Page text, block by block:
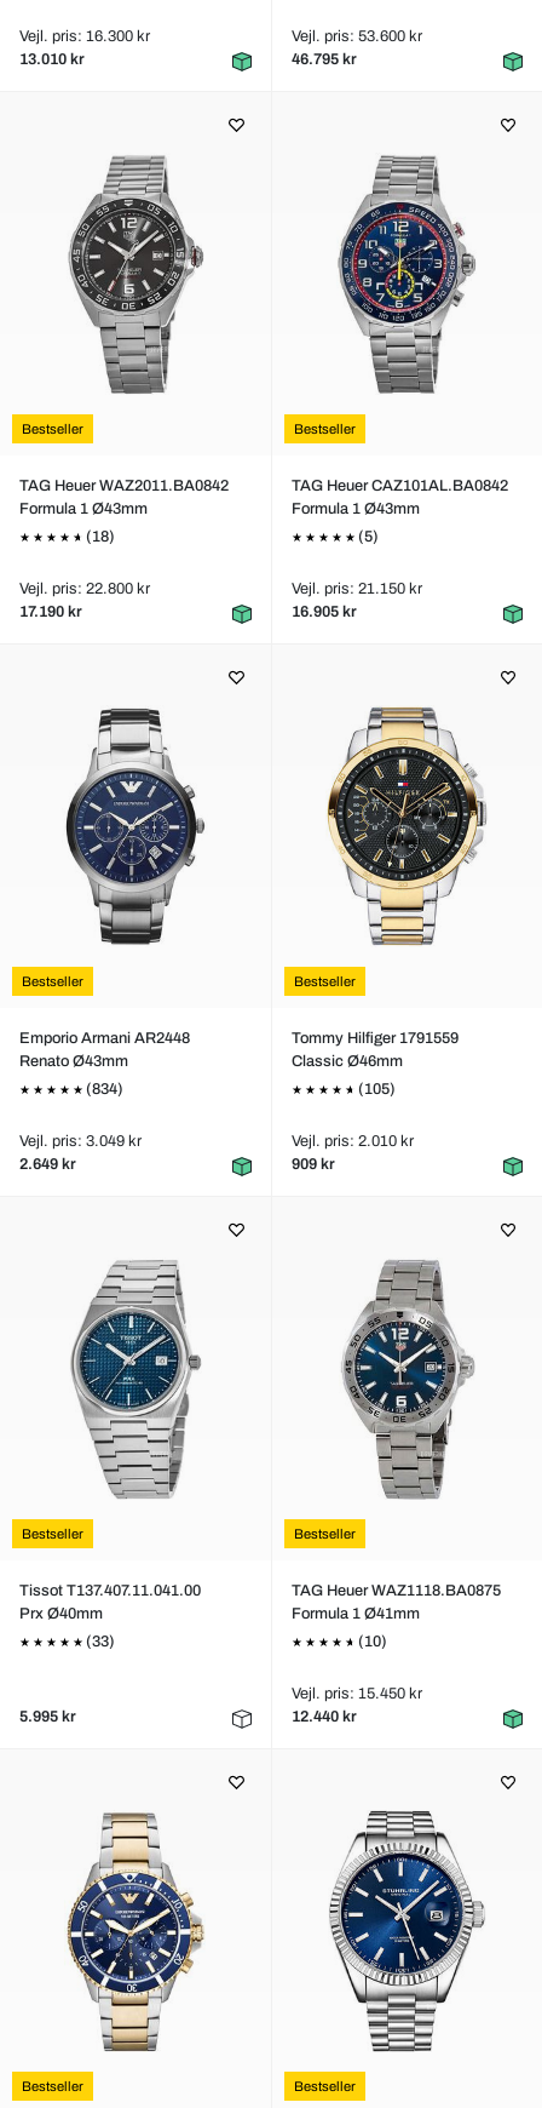
Vejl. pris: 16.300 kr
13.010 kr
Vejl. pris: 53.600 kr
46.795 kr
Bestseller
TAG Heuer WAZ2011.BA0842
Formula 1 Ø43mm
(18)
Vejl. pris: 22.800 kr
17.190 kr
Bestseller
TAG Heuer CAZ101AL.BA0842
Formula 1 Ø43mm
(5)
Vejl. pris: 21.150 kr
16.905 kr
Bestseller
Emporio Armani AR2448
Renato Ø43mm
(834)
Vejl. pris: 3.049 kr
2.649 kr
Bestseller
Tommy Hilfiger 1791559
Classic Ø46mm
(105)
Vejl. pris: 2.010 kr
909 kr
Bestseller
Tissot T137.407.11.041.00
Prx Ø40mm
(33)
5.995 kr
Bestseller
TAG Heuer WAZ1118.BA0875
Formula 1 Ø41mm
(10)
Vejl. pris: 15.450 kr
12.440 kr
Bestseller Bestseller